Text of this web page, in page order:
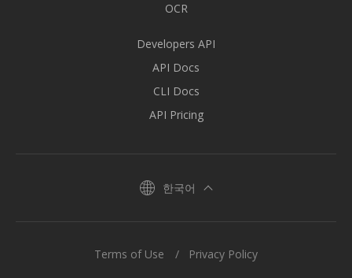
OCR
Developers API
API Docs
CLI Docs
API Pricing
한국어
Terms of Use Privacy Policy